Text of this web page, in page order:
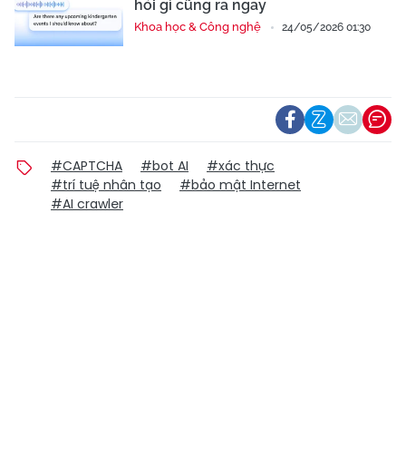
hỏi gì cũng ra ngay
Khoa học & Công nghệ 24/05/2026 01:30
#CAPTCHA #bot AI
#xác thực
#trí tuệ nhân tạo
#bảo mật Internet
#AI crawler